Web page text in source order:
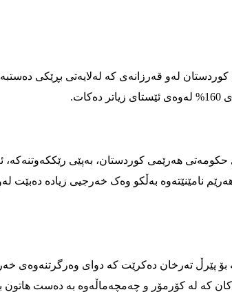
لەو قەرزانەی کە لەلایەتی بڕێکی
هەرێمی کوردستان، بەپێی رێککەوتنەکە،
نامێنێتەوە بەڵکو وەک خەرجیی زیادە دەبێت لەو
بۆ پێرڵ تەرخان دەکرێت کە دوای وەرگرتنەوەی